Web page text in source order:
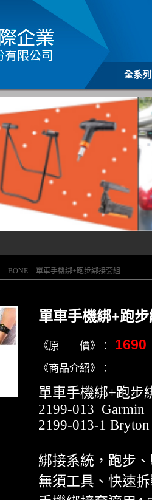
全系
BONE 單車手機綁+跑步綁接套組
單車手機綁+跑
《原 價》： 1690
《商品介紹》：
單車手機綁+跑步
2199-013 Garmin
2199-013-1 Bryton
綁接系統，跑步
無須工具、快速